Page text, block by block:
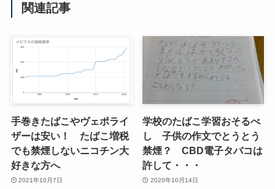
関連記事
手巻きたばこやヴェポライ
ザーは安い！ たばこ増税
でも禁煙しないニコチン大
好きな方へ
2021年10月7日
学校のたばこ学習おそるべ
し 子供の作文でとうとう
禁煙？ CBD電子タバコは
許して・・・
2020年10月14日